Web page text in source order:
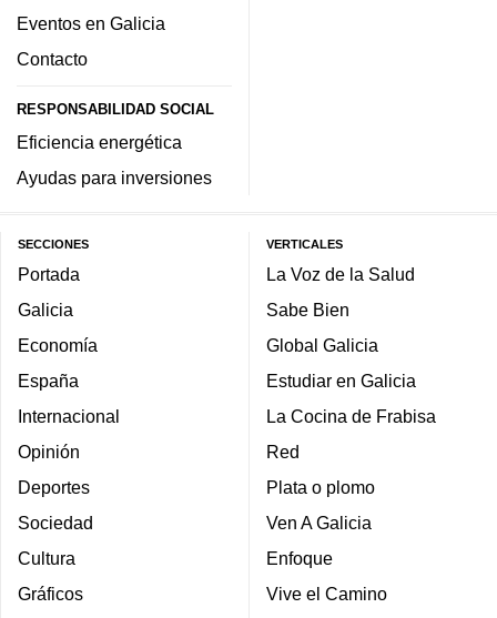
Eventos en Galicia
Contacto
RESPONSABILIDAD SOCIAL
Eficiencia energética
Ayudas para inversiones
SECCIONES
Portada
Galicia
Economía
España
Internacional
Opinión
Deportes
Sociedad
Cultura
Gráficos
VERTICALES
La Voz de la Salud
Sabe Bien
Global Galicia
Estudiar en Galicia
La Cocina de Frabisa
Red
Plata o plomo
Ven A Galicia
Enfoque
Vive el Camino